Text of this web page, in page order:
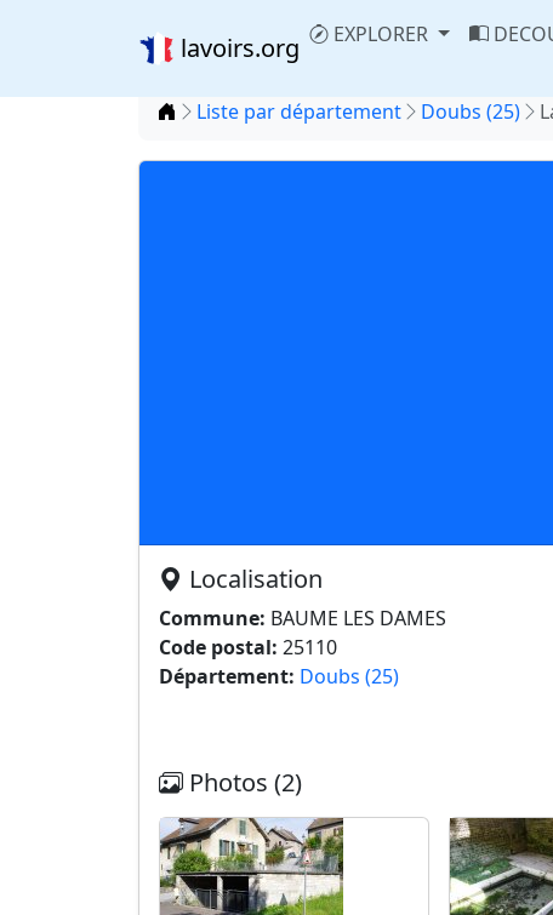
lavoirs.org EXPLORER
Accueil
Liste par département Doubs (25)
Localisation
Commune: BAUME LES DAMES
Code postal: 25110
Département: Doubs (25)
Photos (2)